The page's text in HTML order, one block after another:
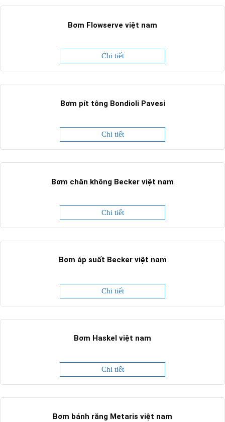
Bơm Flowserve việt nam
Chi tiết
Bơm pít tông Bondioli Pavesi
Chi tiết
Bơm chân không Becker việt nam
Chi tiết
Bơm áp suất Becker việt nam
Chi tiết
Bơm Haskel việt nam
Chi tiết
Bơm bánh răng Metaris việt nam